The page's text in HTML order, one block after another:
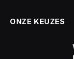
ONZE KEUZES